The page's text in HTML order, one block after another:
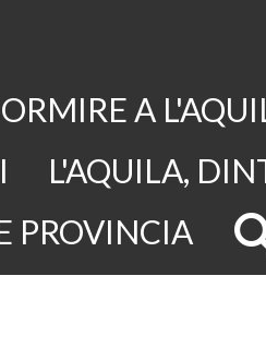
A
L'AQUILA,
PROVINCIA